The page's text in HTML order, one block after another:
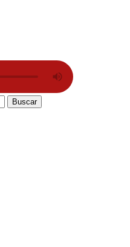
Buscar